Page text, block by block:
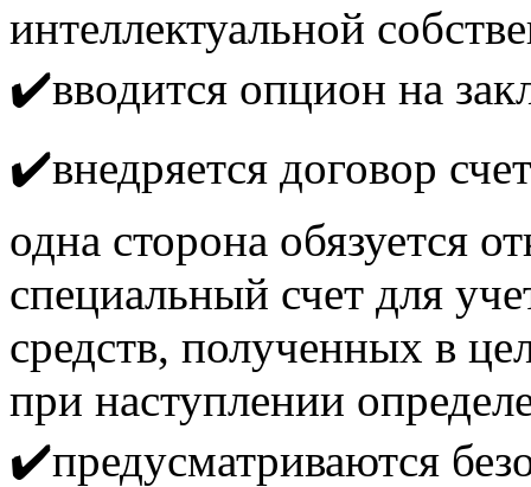
интеллектуальной
✔️вводится опцион на
✔️внедряется договор
одна сторона обязуется
специальный счет для
средств, полученных в
при наступлении
✔️предусматриваются